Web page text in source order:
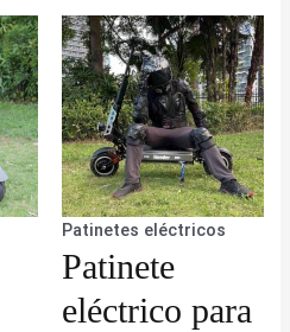
Patinetes eléctricos
Patinete
eléctrico para